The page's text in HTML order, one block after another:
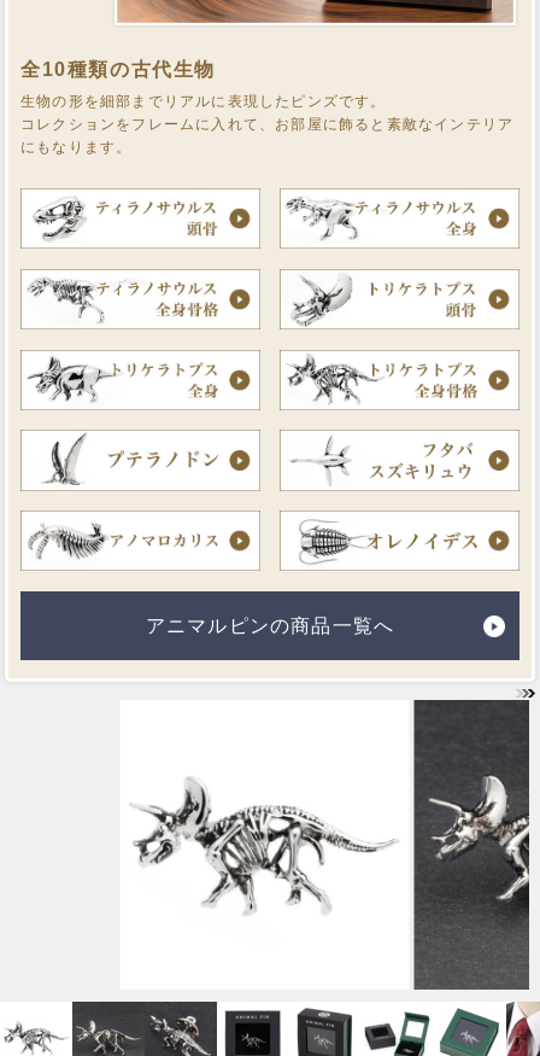
全10種類の古代生物
生物の形を細部までリアルに表現したピンズです。
コレクションをフレームに入れて、お部屋に飾ると素敵なインテリア
にもなります。
アニマルピンの商品一覧へ